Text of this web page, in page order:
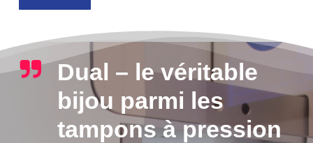
Dual – le véritable
bijou parmi les
tampons à pression